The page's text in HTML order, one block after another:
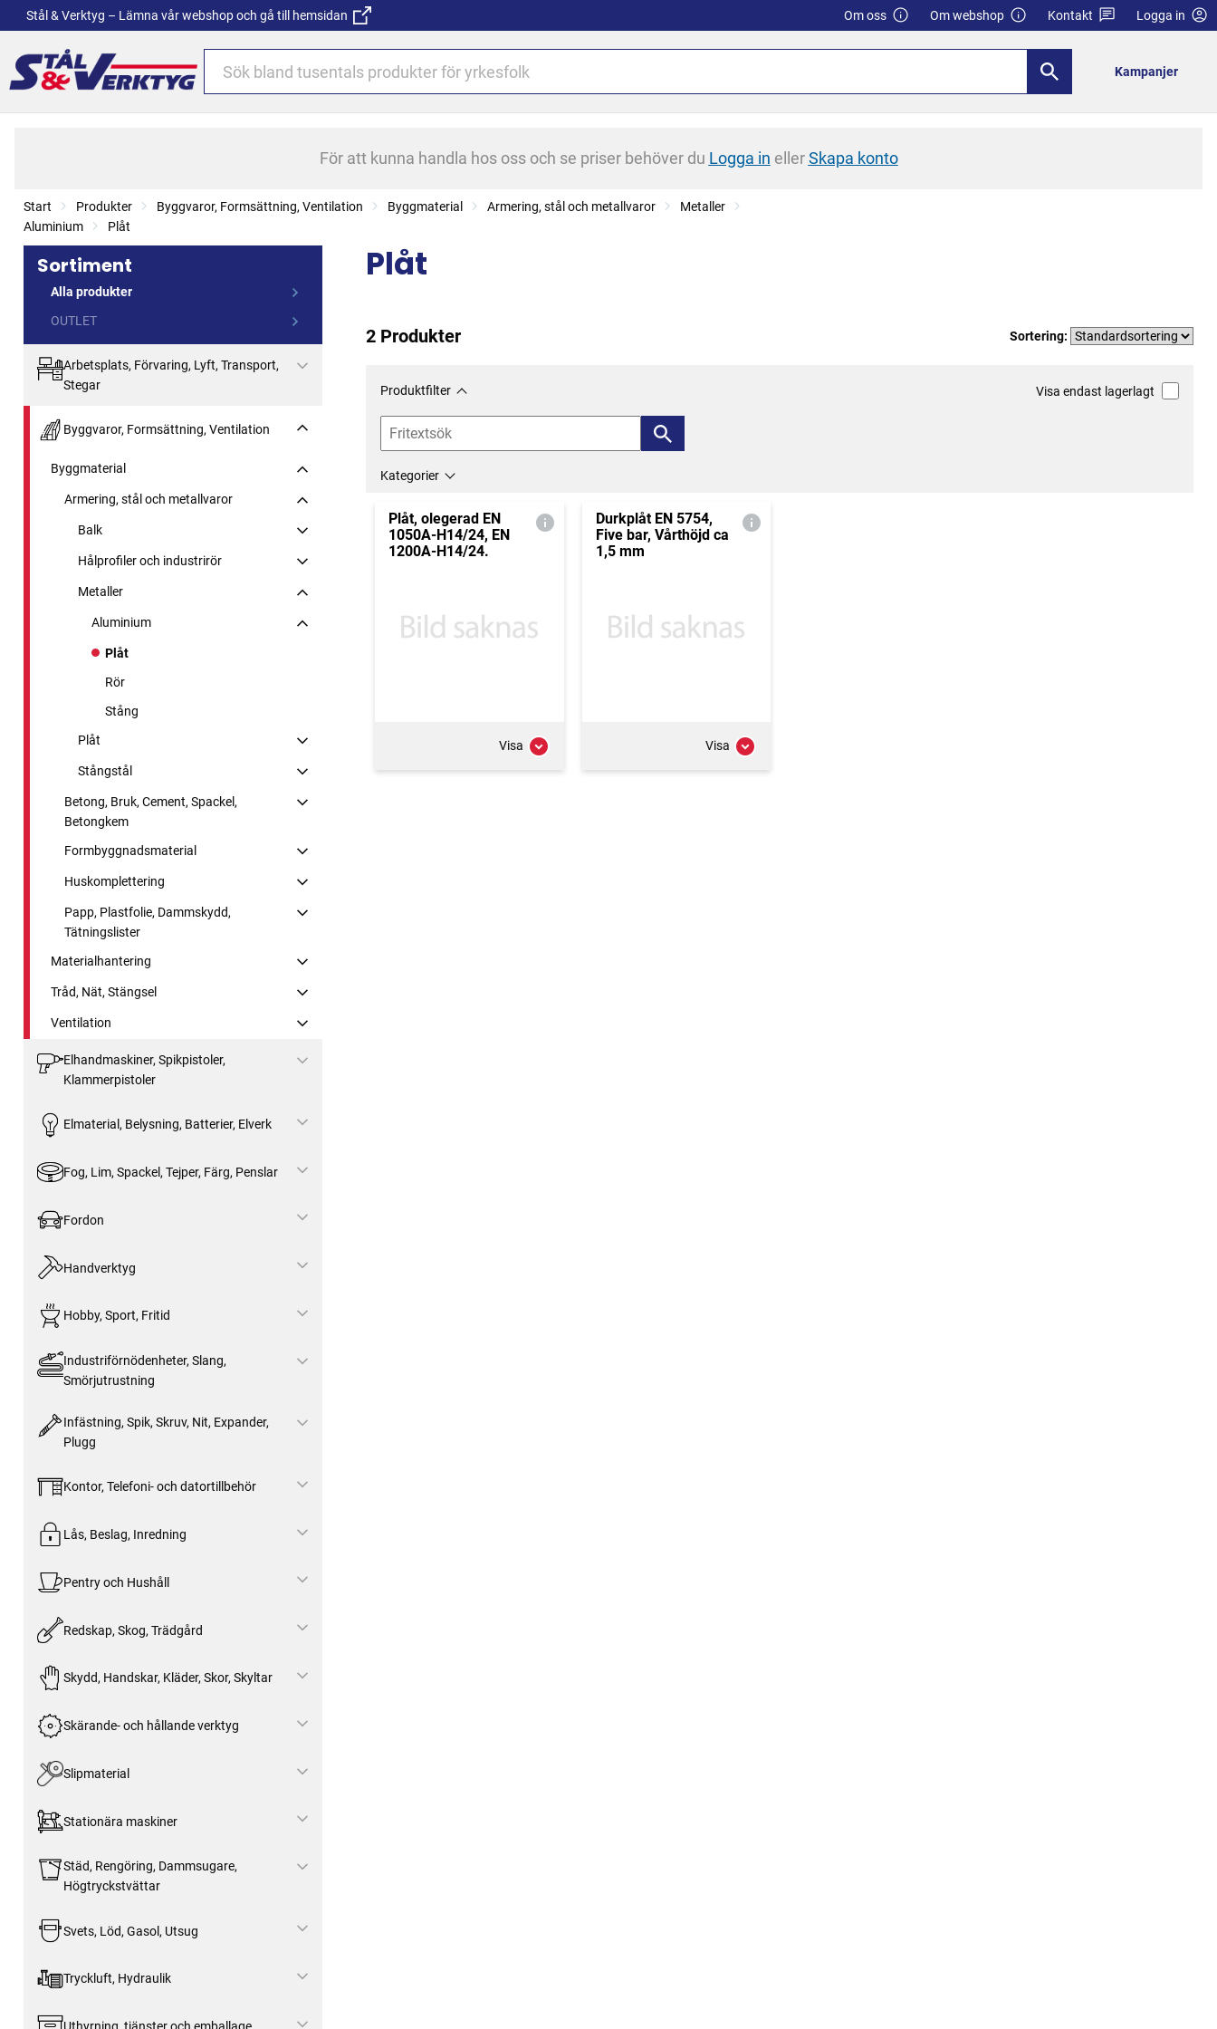
Stål & Verktyg – Lämna vår webshop och gå till hemsidan Om oss Om webshop Kontakt Logga in
Kampanjer
För att kunna handla hos oss och se priser behöver du Logga in ellerSkapa konto
Start Produkter Byggvaror, Formsättning, Ventilation Byggmaterial Armering, stål och metallvaror
Metaller
Aluminium
Plåt
Sortiment
Alla produkter
OUTLET
Arbetsplats, Förvaring, Lyft, Transport,
Stegar
Byggvaror, Formsättning, Ventilation
Byggmaterial
Armering, stål och metallvaror
Balk
Hålprofiler och industrirör
Metaller
Aluminium
Plåt
Rör
Stång
Plåt
Stångstål
Betong, Bruk, Cement, Spackel,
Betongkem
Formbyggnadsmaterial
Huskomplettering
Papp, Plastfolie, Dammskydd,
Tätningslister
Materialhantering
Tråd, Nät, Stängsel
Ventilation
Elhandmaskiner, Spikpistoler,
Klammerpistoler
Elmaterial, Belysning, Batterier, Elverk
Fog, Lim, Spackel, Tejper, Färg, Penslar
Fordon
Handverktyg
Hobby, Sport, Fritid
Industriförnödenheter, Slang,
Smörjutrustning
Infästning, Spik, Skruv, Nit, Expander,
Plugg
Kontor, Telefoni- och datortillbehör
Lås, Beslag, Inredning
Pentry och Hushåll
Redskap, Skog, Trädgård
Skydd, Handskar, Kläder, Skor, Skyltar
Skärande- och hållande verktyg
Slipmaterial
Stationära maskiner
Städ, Rengöring, Dammsugare,
Högtryckstvättar
Svets, Löd, Gasol, Utsug
Tryckluft, Hydraulik
Plåt
2 Produkter Sortering:
Produktfilter Visa endast lagerlagt
Kategorier
Plåt, olegerad EN
1050A-H14/24, EN
1200A-H14/24.
Visa
Durkplåt EN 5754,
Five bar, Vårthöjd ca
1,5 mm
Visa